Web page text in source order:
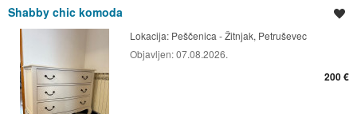
Shabby chic komoda
Lokacija: Peščenica - Žitnjak, Petruševec
Objavljen:07.08.2026.
200 €